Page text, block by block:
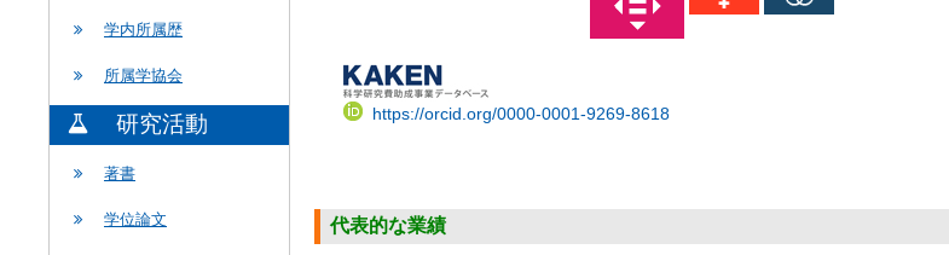
学内所属歴
所属学協会
研究活動
著書
学位論文
https://orcid.org/0000-0001-9269-8618
代表的な業績